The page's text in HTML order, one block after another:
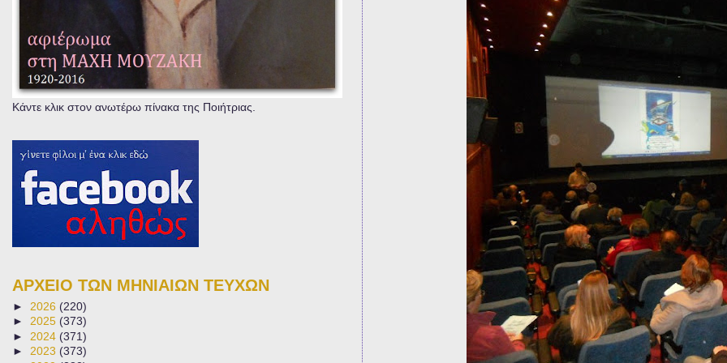
Κάντε κλικ στον ανωτέρω πίνακα της Ποιήτριας.
ΑΡΧΕΙΟ ΤΩΝ ΜΗΝΙΑΙΩΝ ΤΕΥΧΩΝ
► 2026 (220)
► 2025 (373)
► 2024 (371)
► 2023 (373)